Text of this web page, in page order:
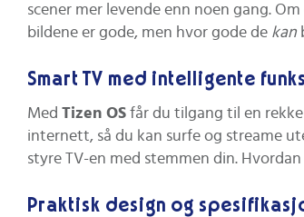
scener mer levende enn noen gang.
bildene er gode, men hvor gode de kan
Smart TV med intelligente
Med Tizen OS får du tilgang til en
internett, så du kan surfe og streame
styre TV-en med stemmen din.
Praktisk design og